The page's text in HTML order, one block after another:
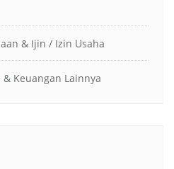
& Ijin / Izin Usaha
Keuangan Lainnya